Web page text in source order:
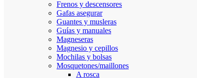
Frenos y descensores
Gafas asegurar
Guantes y musleras
Guías y manuales
Magneseras
Magnesio y cepillos
Mochilas y bolsas
Mosquetones/maillones
A rosca